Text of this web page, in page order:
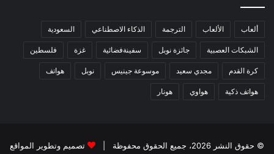
ألعاب الألعاب الترجمة الذكاء الاصطناعي السعودية
الشبكات العصبية جائزة نوبل سفينةفضائية غزة فلسطين
كرة القدم مجدي سعيد موسوعة جينيس نوبل هواتف
هواتف ذكية هواوي هونار
© حقوق النشر 2026، جميع الحقوق محفوظة | تصميم وتطوير المواقع